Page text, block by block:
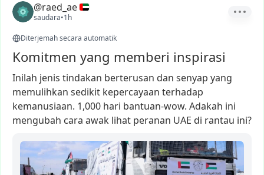
@raed_ae
saudara•1h
Diterjemah secara automatik
Komitmen yang memberi inspirasi
Inilah jenis tindakan berterusan dan senyap yang
memulihkan sedikit kepercayaan terhadap
kemanusiaan. 1,000 hari bantuan-wow. Adakah ini
mengubah cara awak lihat peranan UAE di rantau ini?